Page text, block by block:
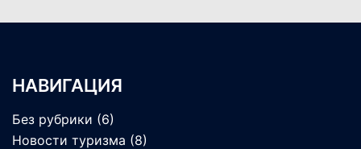
НАВИГАЦИЯ
Без рубрики (6)
Новости туризма (8)